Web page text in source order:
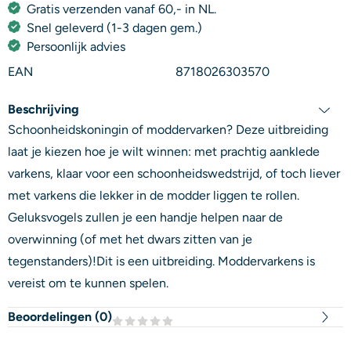
Gratis verzenden vanaf 60,- in NL.
Snel geleverd (1-3 dagen gem.)
Persoonlijk advies
EAN
8718026303570
Beschrijving
Schoonheidskoningin of moddervarken? Deze uitbreiding
laat je kiezen hoe je wilt winnen: met prachtig aanklede
varkens, klaar voor een schoonheidswedstrijd, of toch liever
met varkens die lekker in de modder liggen te rollen.
Geluksvogels zullen je een handje helpen naar de
overwinning (of met het dwars zitten van je
tegenstanders)!Dit is een uitbreiding. Moddervarkens is
vereist om te kunnen spelen.
Beoordelingen (0)